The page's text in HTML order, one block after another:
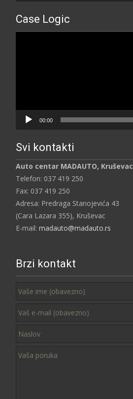
Case Logic
00:00
Svi kontakti
Auto centar MADAUTO, Kruševac
Telefon: 037 419 250
Fax: 037 419 250
Adresa: Predraga Stanojevića 43
(Cara Lazara 355), Kruševac
E-mail: madauto@madauto.rs
Brzi kontakt